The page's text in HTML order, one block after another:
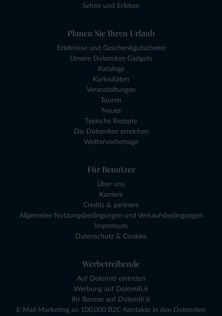
Sehen und Erleben
Planen Sie Ihren Urlaub
Erlebnisse und Geschenkgutscheine
Unsere Dolomiten Gadgets
Kataloge
Kuriositäten
Veranstaltungen
Touren
Neues
Typische Rezepte
Die Dolomiten erreichen
Wettervorhersage
Für Benutzer
Über uns
Karriere
Credits & partners
Allgemeine Nutzungsbedingungen und Verkaufsbedingungen
Impressum
Datenschutz & Cookies
Werbetreibende
Auf Dolomiti eintreten
Werbung auf Dolomiti.it
Ihr Banner auf Dolomiti.it
E-Mail-Marketing an 100.000 B2C-Kontakte in den Dolomiten